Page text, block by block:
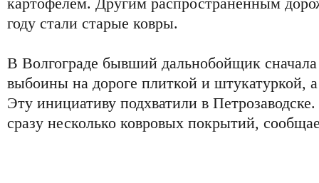
картофелем. Другим распространенным
году стали старые ковры.
В Волгограде бывший дальнобойщик сначала
выбоины на дороге плиткой и штукатуркой,
Эту инициативу подхватили в
сразу несколько ковровых покрытий,